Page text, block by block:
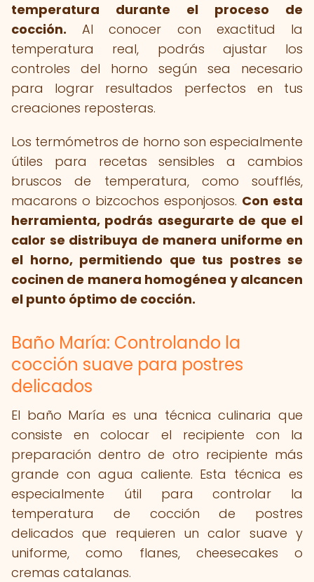
temperatura durante el proceso de
cocción. Al conocer con exactitud la
temperatura real, podrás ajustar los
controles del horno según sea necesario
para lograr resultados perfectos en tus
creaciones reposteras.
Los termómetros de horno son especialmente
útiles para recetas sensibles a cambios
bruscos de temperatura, como soufflés,
macarons o bizcochos esponjosos. Con esta
herramienta, podrás asegurarte de que el
calor se distribuya de manera uniforme en
el horno, permitiendo que tus postres se
cocinen de manera homogénea y alcancen
el punto óptimo de cocción.
Baño María: Controlando la
cocción suave para postres
delicados
El baño María es una técnica culinaria que
consiste en colocar el recipiente con la
preparación dentro de otro recipiente más
grande con agua caliente. Esta técnica es
especialmente útil para controlar la
temperatura de cocción de postres
delicados que requieren un calor suave y
uniforme, como flanes, cheesecakes o
cremas catalanas.